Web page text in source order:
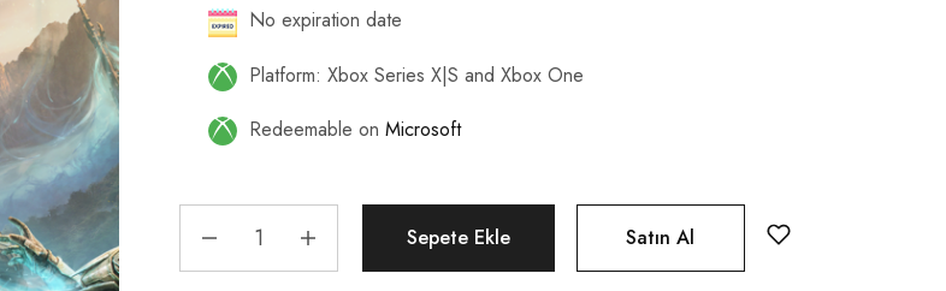
No expiration date
Platform: Xbox Series X|S and Xbox One
Redeemable on Microsoft
Sepete Ekle Satın Al